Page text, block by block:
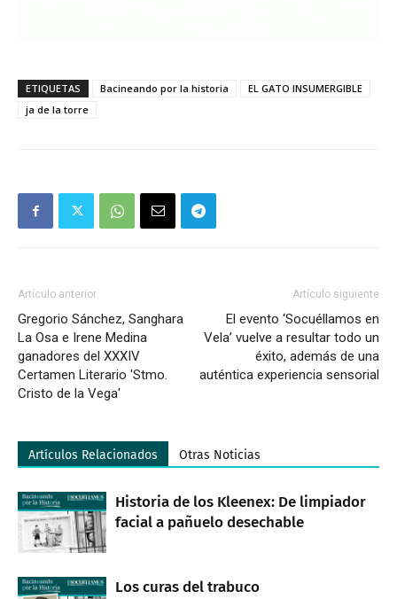
ETIQUETAS Bacineando por la historia
EL GATO INSUMERGIBLE
ja de la torre
Artículo anterior
Gregorio Sánchez, Sanghara
La Osa e Irene Medina
ganadores del XXXIV
Certamen Literario 'Stmo.
Cristo de la Vega'
Artículo siguiente
El evento ‘Socuéllamos en
Vela’ vuelve a resultar todo un
éxito, además de una
auténtica experiencia sensorial
Artículos Relacionados Otras Noticias
Historia de los Kleenex: De limpiador
facial a pañuelo desechable
Los curas del trabuco